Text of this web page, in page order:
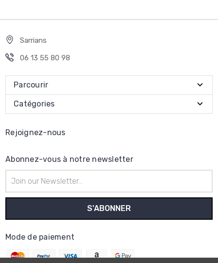
Sarrians
06 13 55 80 98
Parcourir
Catégories
Rejoignez-nous
Abonnez-vous à notre newsletter
e-
mail
Mode de paiement